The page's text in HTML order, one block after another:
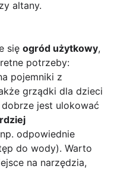
altany.
się ogród użytkowy,
potrzeby:
pojemniki z
grządki dla dzieci
jest ulokować
odpowiednie
do wody). Warto
na narzędzia,